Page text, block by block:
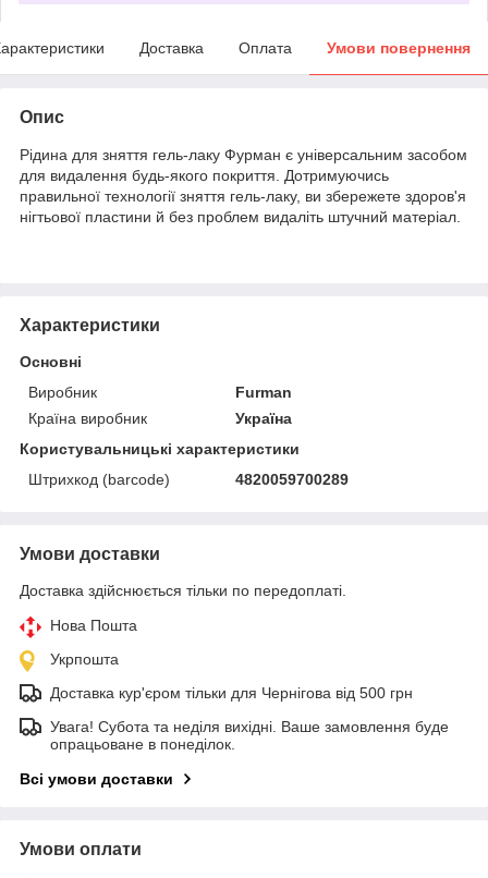
Доставка Оплата Умови повернення
Опис
Рідина для зняття гель-лаку Фурман є універсальним засобом
для видалення будь-якого покриття. Дотримуючись
правильної технології зняття гель-лаку, ви збережете здоров'я
нігтьової пластини й без проблем видаліть штучний матеріал.
Характеристики
Основні
Виробник
Furman
Країна виробник
Україна
Користувальницькі характеристики
Штрихкод (barcode)
4820059700289
Умови доставки
Доставка здійснюється тільки по передоплаті.
Нова Пошта
Укрпошта
Доставка кур'єром тільки для Чернігова від 500 грн
Увага! Субота та неділя вихідні. Ваше замовлення буде
опрацьоване в понеділок.
Всі умови доставки
Умови оплати